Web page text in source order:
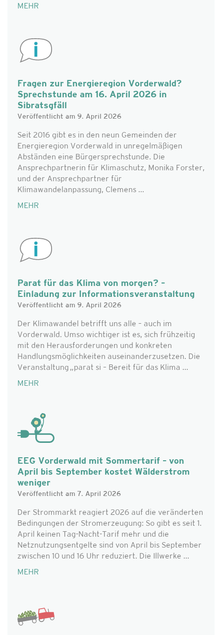
MEHR
Fragen zur Energieregion Vorderwald?
Sprechstunde am 16. April 2026 in
Sibratsgfäll
Veröffentlicht am 9. April 2026
Seit 2016 gibt es in den neun Gemeinden der
Energieregion Vorderwald in unregelmäßigen
Abständen eine Bürgersprechstunde. Die
Ansprechpartnerin für Klimaschutz, Monika Forster,
und der Ansprechpartner für
Klimawandelanpassung, Clemens ...
MEHR
Parat für das Klima von morgen? –
Einladung zur Informationsveranstaltung
Veröffentlicht am 9. April 2026
Der Klimawandel betrifft uns alle – auch im
Vorderwald. Umso wichtiger ist es, sich frühzeitig
mit den Herausforderungen und konkreten
Handlungsmöglichkeiten auseinanderzusetzen. Die
Veranstaltung „parat si – Bereit für das Klima ...
MEHR
EEG Vorderwald mit Sommertarif – von
April bis September kostet Wälderstrom
weniger
Veröffentlicht am 7. April 2026
Der Strommarkt reagiert 2026 auf die veränderten
Bedingungen der Stromerzeugung: So gibt es seit 1.
April keinen Tag-Nacht-Tarif mehr und die
Netznutzungsentgelte sind von April bis September
zwischen 10 und 16 Uhr reduziert. Die Illwerke ...
MEHR